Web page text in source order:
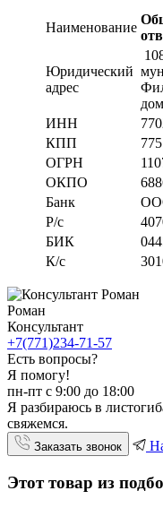
Наименование
Юридический
адрес
ИНН
КПП
ОГРН
ОКПО
Банк
Р/с
БИК
К/с
Роман
Консультант
+7(771)234-71-57
Есть вопросы?
Я помогу!
пн-пт с 9:00 до 18:00
Я разбираюсь в
свяжемся.
Заказать звонок
Этот товар из